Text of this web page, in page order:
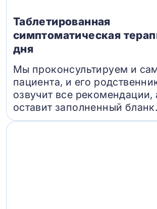
Таблетированная
симптоматическая
дня
Мы проконсультируем и
пациента, и его
озвучит все рекомендации,
оставит заполненный бланк.